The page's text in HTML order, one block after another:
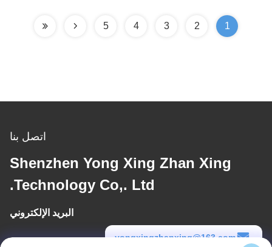
1
2
3
4
5
اتصل بنا
Shenzhen Yong Xing Zhan Xing
Technology Co,. Ltd.
البريد الإلكتروني
yongxingzhanxing@163.com